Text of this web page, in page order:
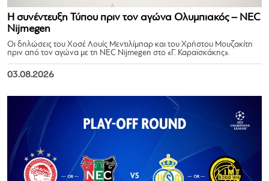
Η συνέντευξη Τύπου πριν τον αγώνα Ολυμπιακός – NEC
Nijmegen
Οι δηλώσεις του Χοσέ Λουίς Μεντιλίμπαρ και του Χρήστου Μουζακίτη
πριν από τον αγώνα με τη NEC Nijmegen στο «Γ. Καραϊσκάκης».
03.08.2026